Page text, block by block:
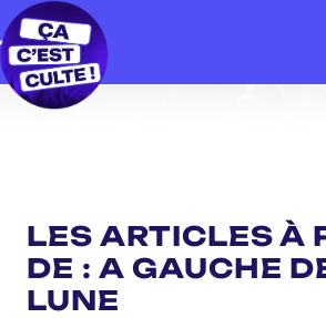
LES ARTICLES À
DE : A GAUCHE
LUNE